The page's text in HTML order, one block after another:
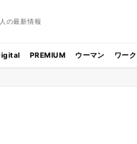
の最新情報
PREMIUM ウーマン ワー